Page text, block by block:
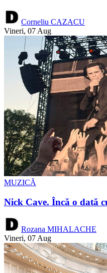
Corneliu CAZACU
Vineri, 07 Aug
MUZICĂ
Nick Cave. Încă o dată
Rozana MIHALACHE
Vineri, 07 Aug